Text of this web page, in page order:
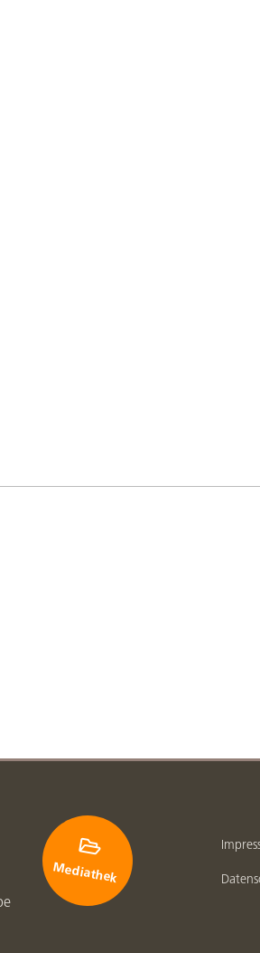

Mediathek